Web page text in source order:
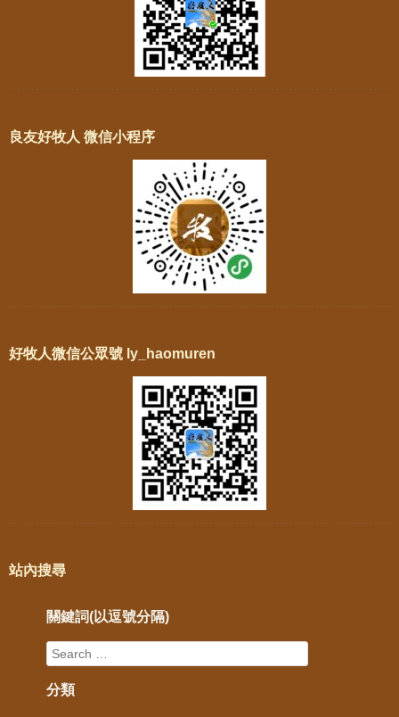
良友好牧人 微信小程序
好牧人微信公眾號 ly_haomuren
站內搜尋
關鍵詞(以逗號分隔)
分類